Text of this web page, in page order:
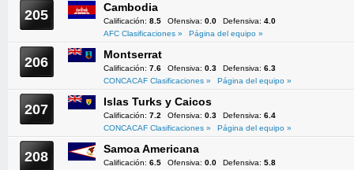
205 Cambodia
Calificación: 8.5 Ofensiva: 0.0 Defensiva: 4.0
AFC Clasificaciones »
Página del equipo »
206 Montserrat
Calificación: 7.6 Ofensiva: 0.3 Defensiva: 6.3
CONCACAF Clasificaciones »
Página del equipo »
207 Islas Turks y Caicos
Calificación: 7.2 Ofensiva: 0.3 Defensiva: 6.4
CONCACAF Clasificaciones »
Página del equipo »
208 Samoa Americana
Calificación: 6.5 Ofensiva: 0.0 Defensiva: 5.8